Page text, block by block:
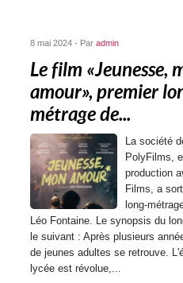
8 mai 2024 - Paradmin
Le film « Jeunesse,
amour », premier
métrage de...
La société
PolyFilms,
production
Films, a
long-
Léo Fontaine. Le synopsis du
le suivant : Après plusieurs
de jeunes adultes se retrouve.
lycée est révolue,...